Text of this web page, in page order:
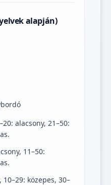
alapján)
alacsony, 21–50:
11–50:
10–29: közepes, 30–